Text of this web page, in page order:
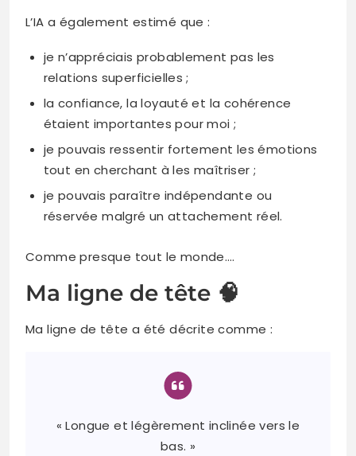
L’IA a également estimé que :
je n’appréciais probablement pas les
relations superficielles ;
la confiance, la loyauté et la cohérence
étaient importantes pour moi ;
je pouvais ressentir fortement les émotions
tout en cherchant à les maîtriser ;
je pouvais paraître indépendante ou
réservée malgré un attachement réel.
Comme presque tout le monde….
Ma ligne de tête 🧠
Ma ligne de tête a été décrite comme :
« Longue et légèrement inclinée vers le
bas. »